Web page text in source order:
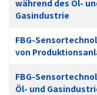
während des Öl-
Gasindustrie
FBG-
von
FBG-
Öl- und